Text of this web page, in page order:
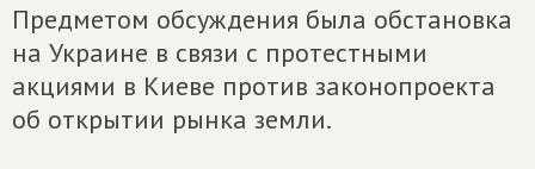
Предметом обсуждения была обстановка
на Украине в связи с протестными
акциями в Киеве против законопроекта
об открытии рынка земли.